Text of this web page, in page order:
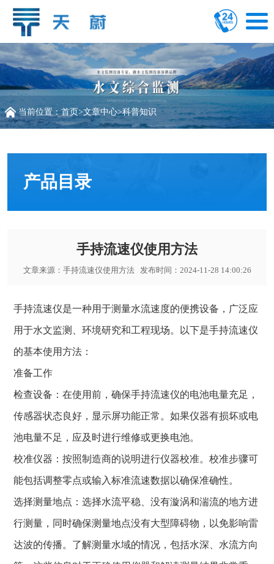
当前位置：首页>文章中心>科普知识
产品目录
手持流速仪使用方法
文章来源： 手持流速仪使用方法发布时间：2024-11-28 14:00:26
手持流速仪是一种用于测量水流速度的便携设备，广泛应
用于水文监测、环境研究和工程现场。以下是手持流速仪
的基本使用方法：
准备工作
检查设备：在使用前，确保手持流速仪的电池电量充足，
传感器状态良好，显示屏功能正常。如果仪器有损坏或电
池电量不足，应及时进行维修或更换电池。
校准仪器：按照制造商的说明进行仪器校准。校准步骤可
能包括调整零点或输入标准流速数据以确保准确性。
选择测量地点：选择水流平稳、没有漩涡和湍流的地方进
行测量，同时确保测量地点没有大型障碍物，以免影响雷
达波的传播。了解测量水域的情况，包括水深、水流方向